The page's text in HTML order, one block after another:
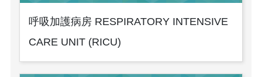
呼吸加護病房 RESPIRATORY INTENSIVE
CARE UNIT (RICU)